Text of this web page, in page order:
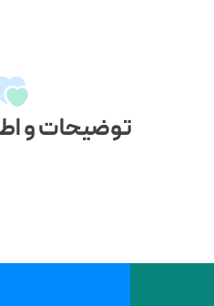
توضیحات و